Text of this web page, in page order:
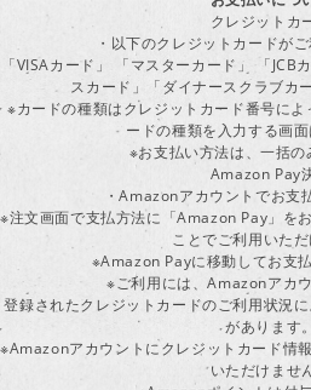
クレジットカ
・以下のクレジットカードが
「VISAカード」 「マスターカード」 「JCB
スカード」「ダイナースクラブカ
※カードの種類はクレジットカード番号に
ードの種類を入力する画面
※お支払い方法は、一括の
Amazon Pay
・Amazonアカウントでお支
※注文画面で支払方法に「Amazon Pay」を
ことでご利用いただ
※Amazon Payに移動してお支
※ご利用には、Amazonアカウ
登録されたクレジットカードのご利用状況
があります。
※Amazonアカウントにクレジットカード情
いただけませ